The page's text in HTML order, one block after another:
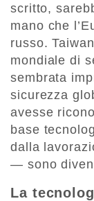
scritto,
mano che
russo.
mondiale di
sembrata
sicurezza
avesse
base
dalla
— sono
La